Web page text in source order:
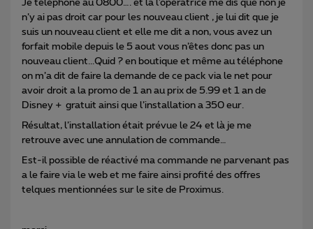
Je téléphone au 0800…. et la l’opératrice me dis que non je
n’y ai pas droit car pour les nouveau client , je lui dit que je
suis un nouveau client et elle me dit a non, vous avez un
forfait mobile depuis le 5 aout vous n’êtes donc pas un
nouveau client...Quid ? en boutique et même au téléphone
on m’a dit de faire la demande de ce pack via le net pour
avoir droit a la promo de 1 an au prix de 5.99 et 1 an de
Disney + gratuit ainsi que l’installation a 350 eur.
Résultat, l’installation était prévue le 24 et là je me
retrouve avec une annulation de commande…
Est-il possible de réactivé ma commande ne parvenant pas
a le faire via le web et me faire ainsi profité des offres
telques mentionnées sur le site de Proximus.